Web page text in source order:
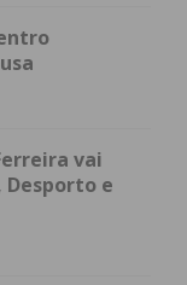
vai
e